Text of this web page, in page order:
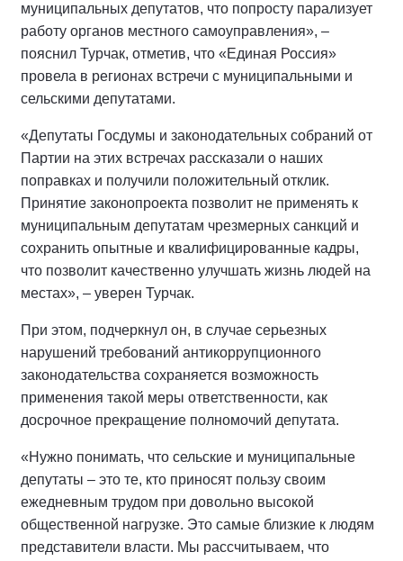
муниципальных депутатов, что попросту парализует
работу органов местного самоуправления», –
пояснил Турчак, отметив, что «Единая Россия»
провела в регионах встречи с муниципальными и
сельскими депутатами.
«Депутаты Госдумы и законодательных собраний от
Партии на этих встречах рассказали о наших
поправках и получили положительный отклик.
Принятие законопроекта позволит не применять к
муниципальным депутатам чрезмерных санкций и
сохранить опытные и квалифицированные кадры,
что позволит качественно улучшать жизнь людей на
местах», – уверен Турчак.
При этом, подчеркнул он, в случае серьезных
нарушений требований антикоррупционного
законодательства сохраняется возможность
применения такой меры ответственности, как
досрочное прекращение полномочий депутата.
«Нужно понимать, что сельские и муниципальные
депутаты – это те, кто приносят пользу своим
ежедневным трудом при довольно высокой
общественной нагрузке. Это самые близкие к людям
представители власти. Мы рассчитываем, что